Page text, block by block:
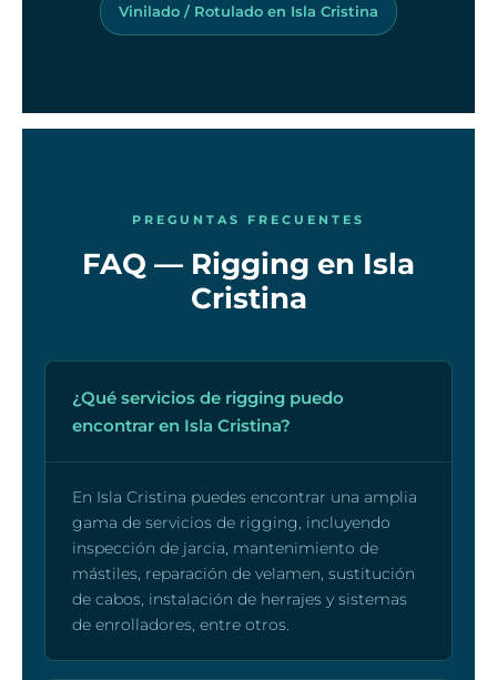
Vinilado / Rotulado en Isla Cristina
PREGUNTAS FRECUENTES
FAQ — Rigging en Isla
Cristina
¿Qué servicios de rigging puedo
encontrar en Isla Cristina?
En Isla Cristina puedes encontrar una amplia
gama de servicios de rigging, incluyendo
inspección de jarcia, mantenimiento de
mástiles, reparación de velamen, sustitución
de cabos, instalación de herrajes y sistemas
de enrolladores, entre otros.